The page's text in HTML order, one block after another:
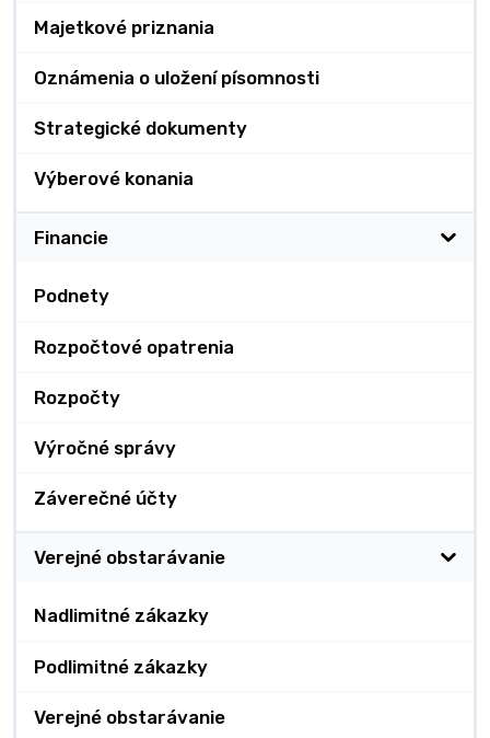
Majetkové priznania
Oznámenia o uložení písomnosti
Strategické dokumenty
Výberové konania
Financie
Podnety
Rozpočtové opatrenia
Rozpočty
Výročné správy
Záverečné účty
Verejné obstarávanie
Nadlimitné zákazky
Podlimitné zákazky
Verejné obstarávanie